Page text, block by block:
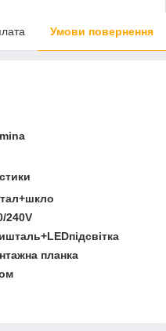
Умови повернення
240V
планка